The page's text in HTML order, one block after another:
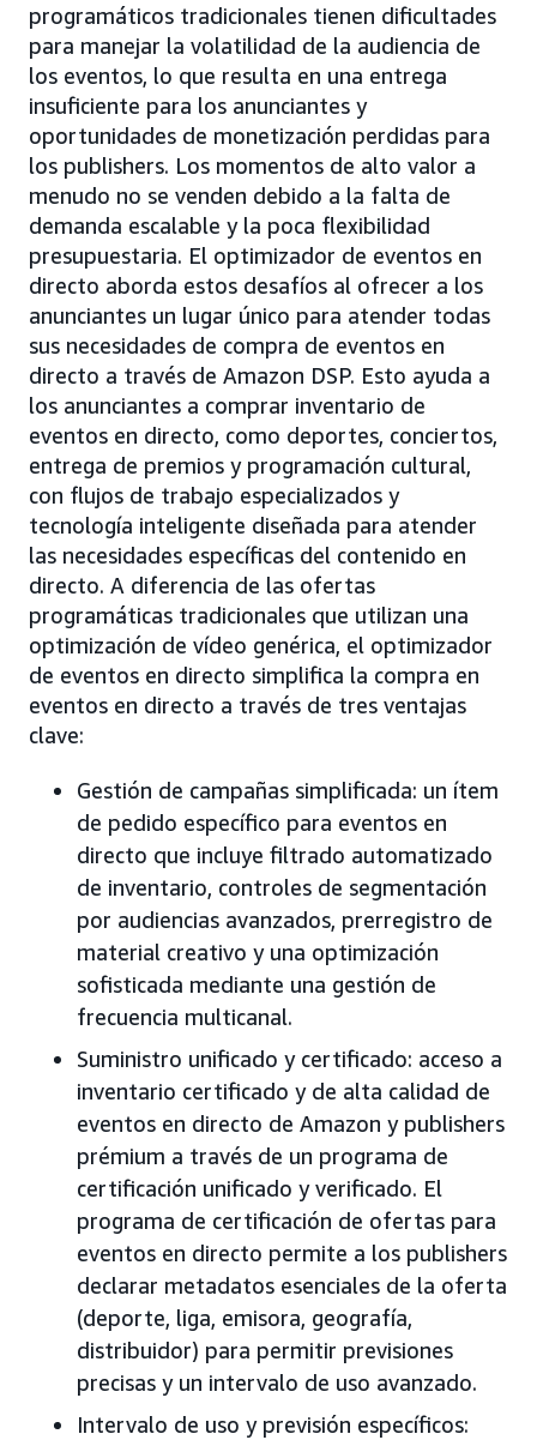
programáticos tradicionales tienen dificultades
para manejar la volatilidad de la audiencia de
los eventos, lo que resulta en una entrega
insuficiente para los anunciantes y
oportunidades de monetización perdidas para
los publishers. Los momentos de alto valor a
menudo no se venden debido a la falta de
demanda escalable y la poca flexibilidad
presupuestaria. El optimizador de eventos en
directo aborda estos desafíos al ofrecer a los
anunciantes un lugar único para atender todas
sus necesidades de compra de eventos en
directo a través de Amazon DSP. Esto ayuda a
los anunciantes a comprar inventario de
eventos en directo, como deportes, conciertos,
entrega de premios y programación cultural,
con flujos de trabajo especializados y
tecnología inteligente diseñada para atender
las necesidades específicas del contenido en
directo. A diferencia de las ofertas
programáticas tradicionales que utilizan una
optimización de vídeo genérica, el optimizador
de eventos en directo simplifica la compra en
eventos en directo a través de tres ventajas
clave:
Gestión de campañas simplificada: un ítem
de pedido específico para eventos en
directo que incluye filtrado automatizado
de inventario, controles de segmentación
por audiencias avanzados, prerregistro de
material creativo y una optimización
sofisticada mediante una gestión de
frecuencia multicanal.
Suministro unificado y certificado: acceso a
inventario certificado y de alta calidad de
eventos en directo de Amazon y publishers
prémium a través de un programa de
certificación unificado y verificado. El
programa de certificación de ofertas para
eventos en directo permite a los publishers
declarar metadatos esenciales de la oferta
(deporte, liga, emisora, geografía,
distribuidor) para permitir previsiones
precisas y un intervalo de uso avanzado.
Intervalo de uso y previsión específicos: